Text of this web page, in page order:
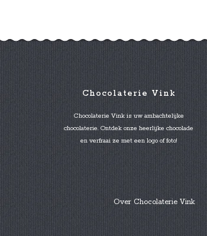
Chocolaterie Vink
Chocolaterie Vink is uw ambachtelijke
chocolaterie. Ontdek onze heerlijke chocolade
en verfraai ze met een logo of foto!
Over Chocolaterie Vink